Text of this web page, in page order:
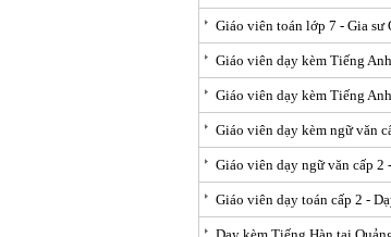
Giáo viên toán lớp 7 - Gia sư
Giáo viên dạy kèm Tiếng
Giáo viên dạy kèm Tiếng
Giáo viên dạy kèm ngữ văn
Giáo viên dạy ngữ văn cấp 2
Giáo viên dạy toán cấp 2 -